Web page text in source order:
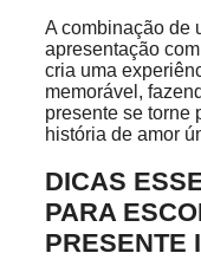
A combinação de
apresentação
cria uma
memorável,
presente se torne
história de amor
DICAS
PARA
PRESENTE